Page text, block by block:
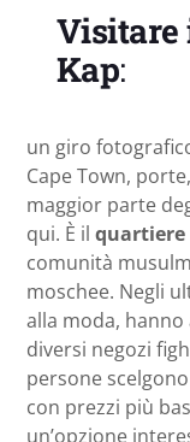
Visitare
Kap:
un giro
Cape Town,
maggior parte
qui. È il quartiere
comunità
moschee. Negli
alla moda,
diversi negozi
persone
con prezzi più
un’opzione